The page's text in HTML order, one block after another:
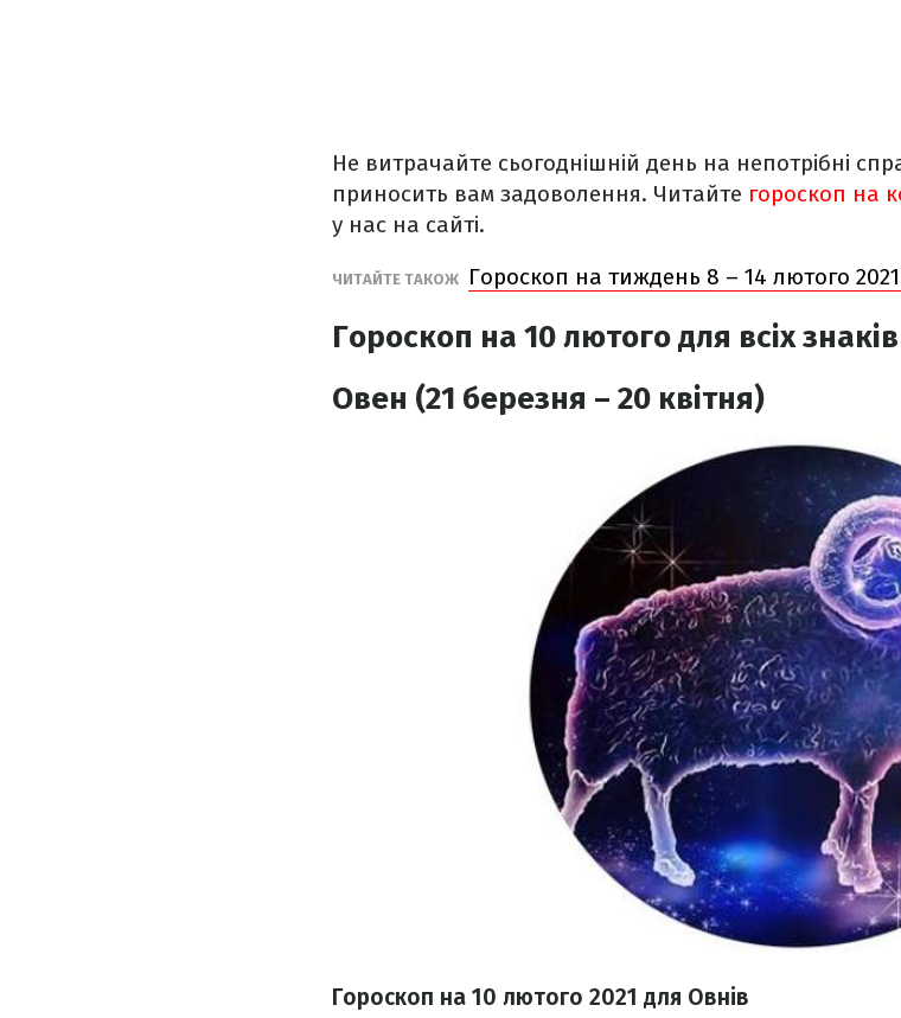
Не витрачайте сьогоднішній день на непотрібні
приносить вам задоволення. Читайте гороскоп на
у нас на сайті.
ЧИТАЙТЕ ТАКОЖ Гороскоп на тиждень 8 – 14 лютого 2021
Гороскоп на 10 лютогодля всіх
Овен (21 березня – 20 квітня)
Гороскоп на 10 лютого 2021 для Овнів